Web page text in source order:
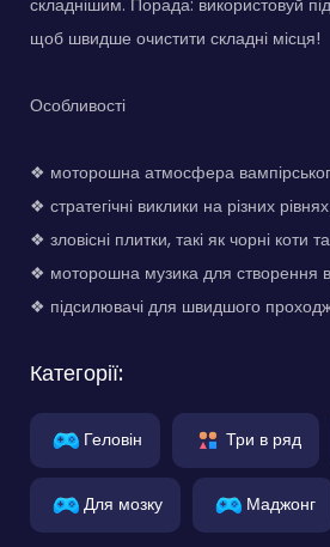
щоб швидше очистити складні місця!
Особливості
❖ моторошна атмосфера
❖ стратегічні виклики на різних рівнях
❖ зловісні плитки, такі як чорні коти
❖ моторошна музика для створення
❖ підсилювачі для швидшого
Категорії:
Геловін Три в ряд
Для мозку Маджонг